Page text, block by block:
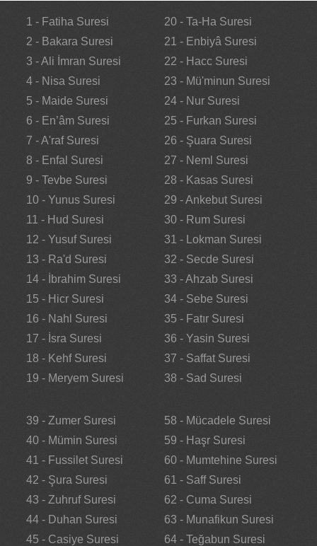
1 - Fatiha Suresi
2 - Bakara Suresi
3 - Ali İmran Suresi
4 - Nisa Suresi
5 - Maide Suresi
6 - En’âm Suresi
7 - A'raf Suresi
8 - Enfal Suresi
9 - Tevbe Suresi
10 - Yunus Suresi
11 - Hud Suresi
12 - Yusuf Suresi
13 - Ra'd Suresi
14 - İbrahim Suresi
15 - Hicr Suresi
16 - Nahl Suresi
17 - İsra Suresi
18 - Kehf Suresi
19 - Meryem Suresi
20 - Ta-Ha Suresi
21 - Enbiyâ Suresi
22 - Hacc Suresi
23 - Mü'minun Suresi
24 - Nur Suresi
25 - Furkan Suresi
26 - Şuara Suresi
27 - Neml Suresi
28 - Kasas Suresi
29 - Ankebut Suresi
30 - Rum Suresi
31 - Lokman Suresi
32 - Secde Suresi
33 - Ahzab Suresi
34 - Sebe Suresi
35 - Fatır Suresi
36 - Yasin Suresi
37 - Saffat Suresi
38 - Sad Suresi
39 - Zumer Suresi
40 - Mümin Suresi
41 - Fussilet Suresi
42 - Şura Suresi
43 - Zuhruf Suresi
44 - Duhan Suresi
45 - Casiye Suresi
58 - Mücadele Suresi
59 - Haşr Suresi
60 - Mumtehine Suresi
61 - Saff Suresi
62 - Cuma Suresi
63 - Munafikun Suresi
64 - Teğabun Suresi